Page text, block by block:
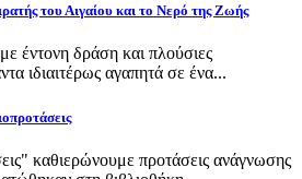
του Αιγαίου και το Νερό της Ζωής
έντονη δράση και πλούσιες
ιδιαιτέρως αγαπητά σε ένα...
καθιερώνουμε προτάσεις ανάγνωσης